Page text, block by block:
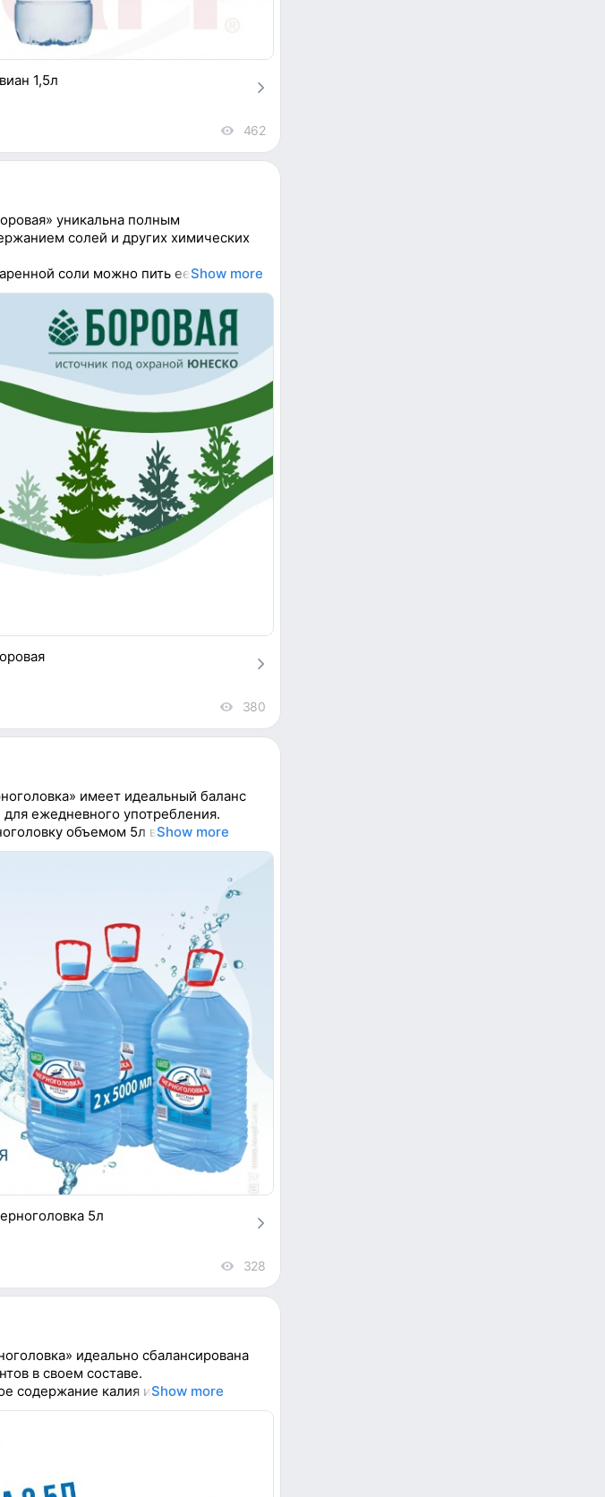
1,5л
462
уникальна полным
солей и других химических
соли можно пить ееShow more
380
имеет идеальный баланс
ежедневного употребления.
объемом 5л вShow more
5л
328
идеально сбалансирована
в своем составе.
содержание калия иShow more